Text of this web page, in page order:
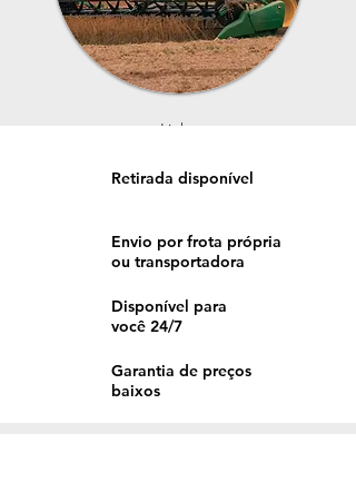
Linha
Retirada disponível
Envio por frota própria
ou transportadora
Disponível para
você 24/7
Garantia de preços
baixos